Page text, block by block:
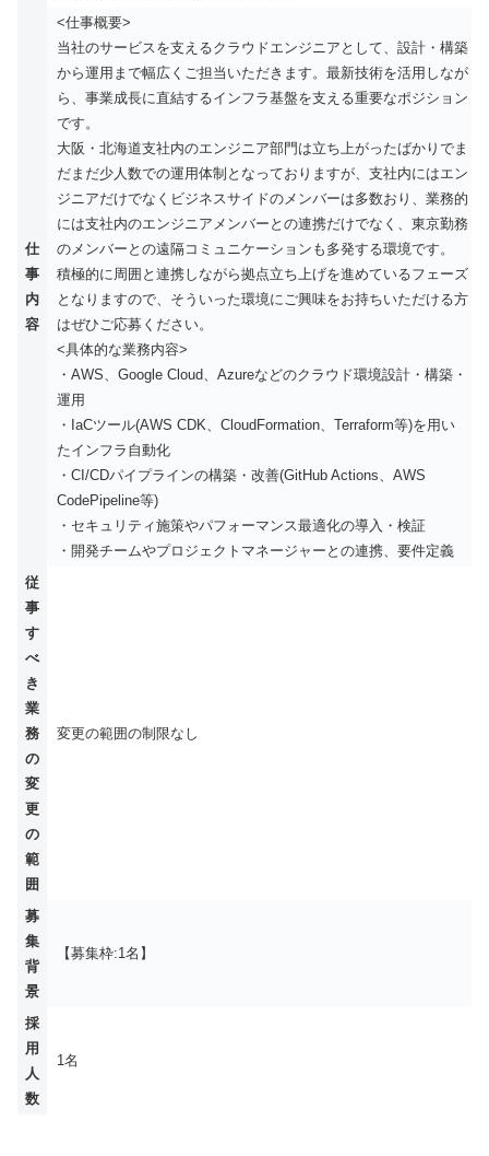
仕
事
内
容
<仕事概要>
当社のサービスを支えるクラウドエンジニアとして、設計・構築
から運用まで幅広くご担当いただきます。最新技術を活用しなが
ら、事業成長に直結するインフラ基盤を支える重要なポジション
です。
大阪・北海道支社内のエンジニア部門は立ち上がったばかりでま
だまだ少人数での運用体制となっておりますが、支社内にはエン
ジニアだけでなくビジネスサイドのメンバーは多数おり、業務的
には支社内のエンジニアメンバーとの連携だけでなく、東京勤務
のメンバーとの遠隔コミュニケーションも多発する環境です。
積極的に周囲と連携しながら拠点立ち上げを進めているフェーズ
となりますので、そういった環境にご興味をお持ちいただける方
はぜひご応募ください。
<具体的な業務内容>
・AWS、Google Cloud、Azureなどのクラウド環境設計・構築・
運用
・IaCツール(AWS CDK、CloudFormation、Terraform等)を用い
たインフラ自動化
・CI/CDパイプラインの構築・改善(GitHub Actions、AWS
CodePipeline等)
・セキュリティ施策やパフォーマンス最適化の導入・検証
・開発チームやプロジェクトマネージャーとの連携、要件定義
従
事
す
べ
き
業
務
の
変
更
の
範
囲
変更の範囲の制限なし
募
集
背
景
【募集枠:1名】
採
用
人
数
1名